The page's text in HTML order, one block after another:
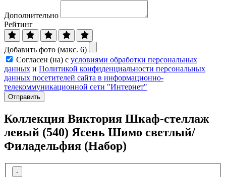
Дополнительно
Рейтинг
Добавить фото (макс. 6)
Согласен (на) с условиями обработки персональных
данных и Политикой конфиденциальности персональных
данных посетителей сайта в информационно-
телекоммуникационной сети "Интернет"
Отправить
Коллекция Виктория Шкаф-стеллаж
левый (540) Ясень Шимо светлый/
Филадельфия (Набор)
-